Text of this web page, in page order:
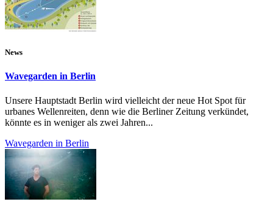
News
Wavegarden in Berlin
Unsere Hauptstadt Berlin wird vielleicht der neue Hot Spot für
urbanes Wellenreiten, denn wie die Berliner Zeitung verkündet,
könnte es in weniger als zwei Jahren...
Wavegarden in Berlin